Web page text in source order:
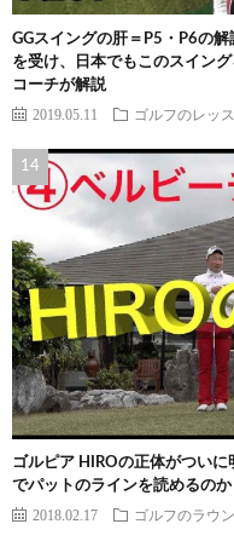
GGスイングの肝＝P5・P6の
を受け、日本でもこのスイン
コーチが解説
2019.05.11 ゴルフのレッ
ゴルピア HIROの正体がつい
でパットのラインを読めるの
2018.02.17 ゴルフのラウ